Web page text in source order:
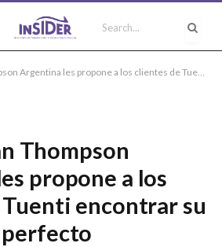
les propone a los clientes de Tuenti encontrar su multiverso perfecto
Thompson
propone a los
encontrar su